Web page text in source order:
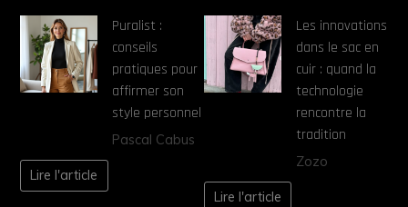
Puralist :
conseils
pratiques pour
affirmer son
style personnel
Pascal Cabus
Lire l'article
Les innovations
dans le sac en
cuir : quand la
technologie
rencontre la
tradition
Zozo
Lire l'article